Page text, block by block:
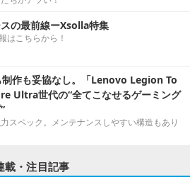
の最前線ーXsolla特集
はこちらから！
作も妥協なし。「Lenovo Legion To
Ultra世代の“全てこなせるゲーミング
スペック。メンテナンスしやすい構造もあり
載・注目記事